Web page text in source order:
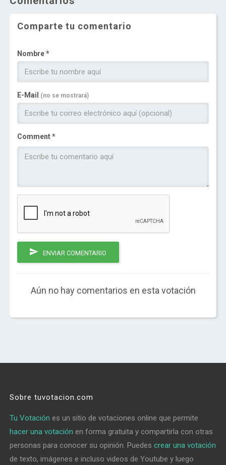
Comparte tu comentario
Nombre *
E-Mail (no se mostrará)
Comment *
ENVIAR COMENTARIO
Aún no hay comentarios en esta votación
Sobre tuvotacion.com
Tu Votación es un sitio de votaciones online que permite
hacer una votación en forma gratuita y compartirla con otras
personas para conocer su opinión. Puedescrear una votación
de texto, imágenes e incluso videos de Youtube y luego